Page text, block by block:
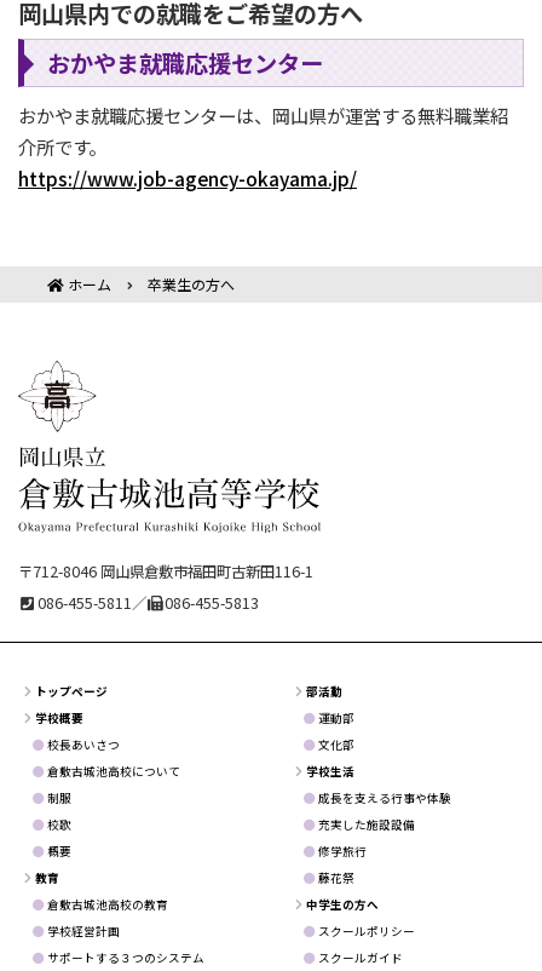
岡山県内での就職をご希望の方へ
おかやま就職応援センター
おかやま就職応援センターは、岡山県が運営する無料職業紹
介所です。
https://www.job-agency-okayama.jp/
ホーム 卒業生の方へ
〒712-8046 岡山県倉敷市福田町古新田116-1
086-455-5811／
086-455-5813
トップページ
学校概要
校長あいさつ
倉敷古城池高校について
制服
校歌
概要
教育
倉敷古城池高校の教育
学校経営計画
サポートする３つのシステム
部活動
運動部
文化部
学校生活
成長を支える行事や体験
充実した施設設備
修学旅行
藤花祭
中学生の方へ
スクールポリシー
スクールガイド